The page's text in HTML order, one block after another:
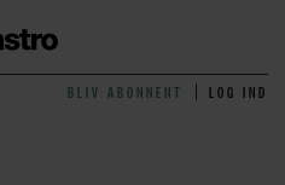
BLIV ABONNENT LOG IND